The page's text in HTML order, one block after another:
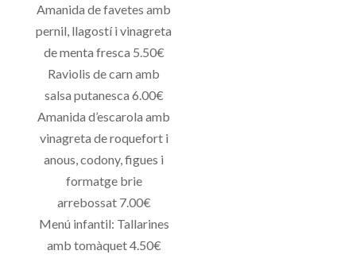
Amanida de favetes amb
pernil, llagostí i vinagreta
de menta fresca 5.50€
Raviolis de carn amb
salsa putanesca 6.00€
Amanida d’escarola amb
vinagreta de roquefort i
anous, codony, figues i
formatge brie
arrebossat 7.00€
Menú infantil: Tallarines
amb tomàquet 4.50€